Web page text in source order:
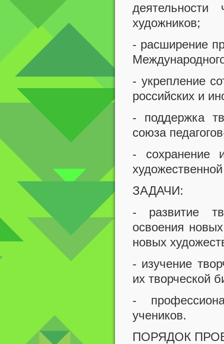
деятельности
художников;
- расширение
- укрепление
российских и
- поддержка
союза
- сохранение
ЗАДАЧИ:
- развитие
освоения
новых
- изучение
их творческой
-
учеников.
ПОРЯДОК